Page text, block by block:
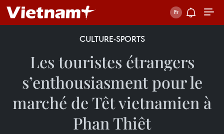
CULTURE-SPORTS
Les touristes étrangers
s’enthousiasment pour le
marché de Têt vietnamien à
Phan Thiêt